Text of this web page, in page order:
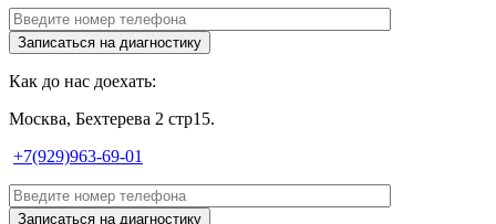
Как до нас доехать:
Москва, Бехтерева 2 стр15.
+7(929)963-69-01